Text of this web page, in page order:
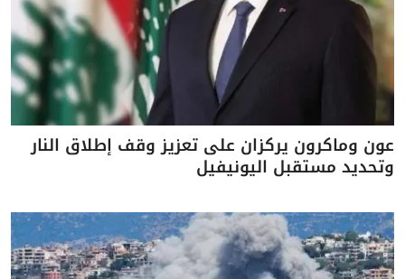
عون وماكرون يركزان على تعزيز وقف إطلاق النار
وتحديد مستقبل اليونيفيل